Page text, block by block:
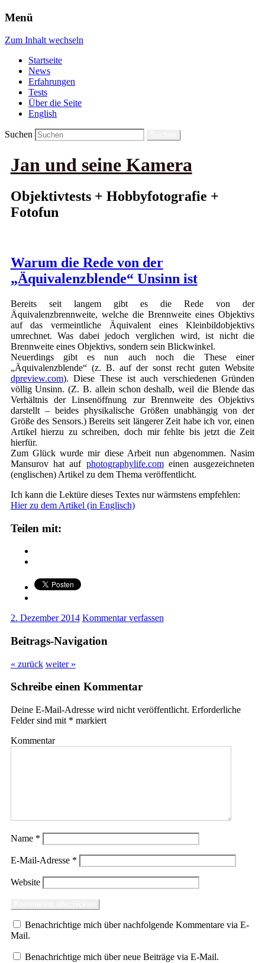
Menü
Zum Inhalt wechseln
Startseite
News
Erfahrungen
Tests
Über die Seite
English
Suchen
Jan und seine Kamera
Objektivtests + Hobbyfotografie +
Fotofun
Warum die Rede von der
„Äquivalenzblende“ Unsinn ist
Bereits seit langem gibt es die Rede von der
Äquivalenzbrennweite, welche die Brennweite eines Objektivs
auf das vermeintliche Äquivalent eines Kleinbildobjektivs
umrechnet. Was dabei jedoch verglichen wird, ist nicht die
Brennweite eines Objektivs, sondern sein Blickwinkel.
Neuerdings gibt es nun auch noch die These einer
„Äquivalenzblende“ (z. B. auf der sonst recht guten Website
dpreview.com). Diese These ist auch verschiedenen Gründen
völlig Unsinn. (Z. B. allein schon deshalb, weil die Blende das
Verhältnis der Linsenöffnung zur Brennweite des Objektivs
darstellt – beides physikalische Größen unabhängig von der
Größe des Sensors.) Bereits seit längerer Zeit habe ich vor, einen
Artikel hierzu zu schreiben, doch mir fehlte bis jetzt die Zeit
hierfür.
Zum Glück wurde mir diese Arbeit nun abgenommen. Nasim
Mansurov hat auf photographylife.comeinen ausgezeichneten
(englischen) Artikel zu dem Thema veröffentlicht.
Ich kann die Lektüre dieses Textes nur wärmstens empfehlen:
Hier zu dem Artikel (in Englisch)
Teilen mit:
2. Dezember 2014 Kommentar verfassen
Beitrags-Navigation
« zurück weiter »
Schreibe einen Kommentar
Deine E-Mail-Adresse wird nicht veröffentlicht. Erforderliche
Felder sind mit * markiert
Kommentar
Name *
E-Mail-Adresse *
Website
Benachrichtige mich über nachfolgende Kommentare via E-
Mail.
Benachrichtige mich über neue Beiträge via E-Mail.